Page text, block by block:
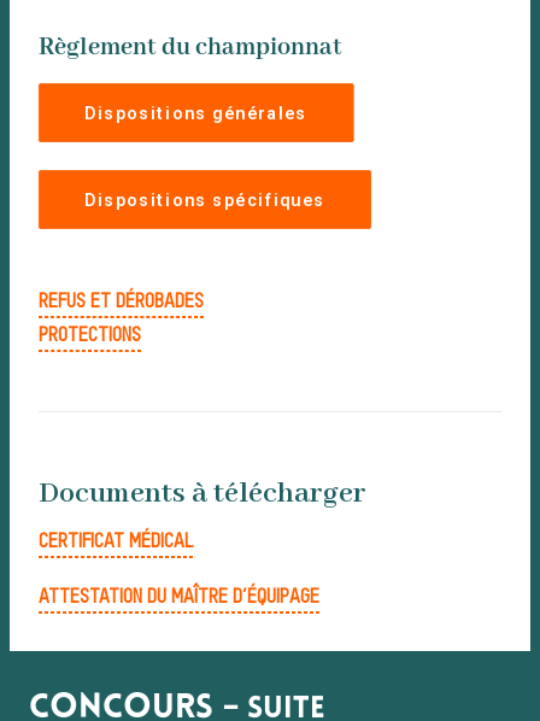
La
Règlement du championnat
Dispositions générales
Dispositions spécifiques
REFUS ET DÉROBADES
PROTECTIONS
Documents à télécharger
CERTIFICAT MÉDICAL
ATTESTATION DU MAÎTRE D’ÉQUIPAGE
Concours – suite